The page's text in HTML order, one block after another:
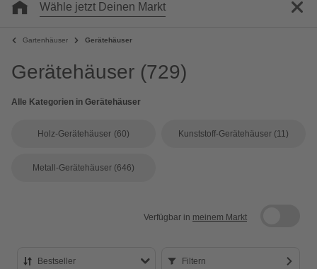
Wähle jetzt Deinen Markt
Gartenhäuser Gerätehäuser
Gerätehäuser (729)
Alle Kategorien in Gerätehäuser
Holz-Gerätehäuser (60) Kunststoff-Gerätehäuser (11)
Metall-Gerätehäuser (646)
Verfügbar in meinem Markt
Bestseller Filtern